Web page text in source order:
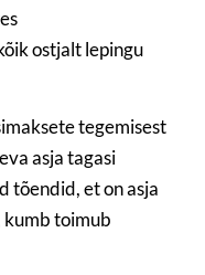
ostjalt lepingu
tegemisest
asja tagasi
tõendid, et on asja
kumb toimub